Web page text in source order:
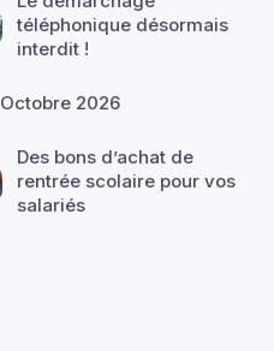
téléphonique désormais
interdit !
Octobre 2026
Des bons d’achat de
rentrée scolaire pour vos
salariés